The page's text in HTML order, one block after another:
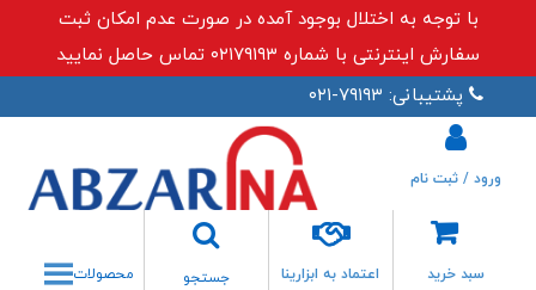
با توجه به اختلال بوجود آمده در صورت عدم امکان ثبت
سفارش اینترنتی با شماره ۰۲۱۷۹۱۹۳ تماس حاصل نمایید
پشتیبانی: ۷۹۱۹۳-۰۲۱
سبد خرید اعتماد به ابزارینا
جستجو
جستجو
ورود / ثبت نام
محصولات